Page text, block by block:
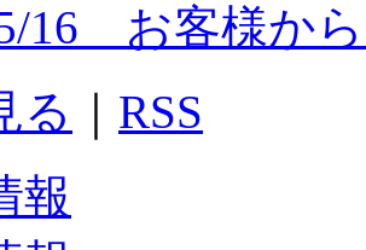
16 お客様か
る
RSS
報